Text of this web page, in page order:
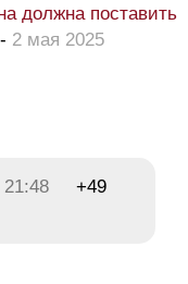
должна поставить
- 2 мая 2025
21:48
+49